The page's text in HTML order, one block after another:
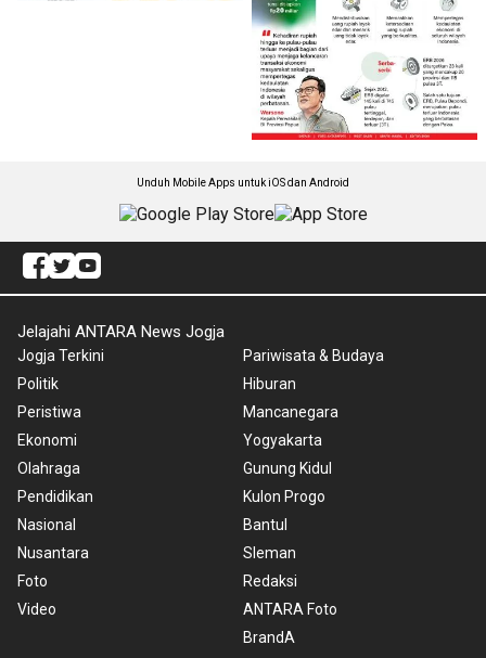
Unduh Mobile Apps untuk iOS dan Android
Jelajahi ANTARA News Jogja
Jogja Terkini
Politik
Peristiwa
Ekonomi
Olahraga
Pendidikan
Nasional
Nusantara
Foto
Video
Pariwisata & Budaya
Hiburan
Mancanegara
Yogyakarta
Gunung Kidul
Kulon Progo
Bantul
Sleman
Redaksi
ANTARA Foto
BrandA